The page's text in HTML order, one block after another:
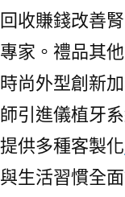
收賺錢改善
家。禮品其
尚外型創新
引進儀植牙
供多種客製化
生活習慣全